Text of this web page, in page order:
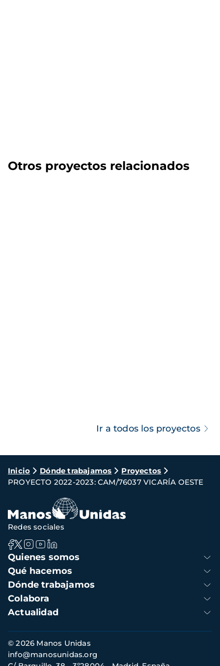
Otros proyectos relacionados
Ir a todos los proyectos
Ruta
de
navegación
Inicio Dónde trabajamos
Proyectos
PROYECTO 2022-2023: CAM/76037 VICARÍA OESTE
Navegación
principal
Quienes somos
Qué hacemos
Dónde trabajamos
Colabora
Actualidad
Redes sociales
Información
de
contacto
© 2026 Manos Unidas
info@manosunidas.org